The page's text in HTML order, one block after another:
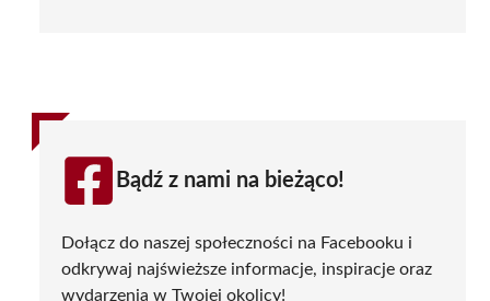
Bądź z nami na bieżąco!
Dołącz do naszej społeczności na Facebooku i
odkrywaj najświeższe informacje, inspiracje oraz
wydarzenia w Twojej okolicy!